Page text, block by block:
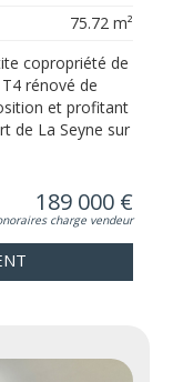
75.72 m²
copropriété de
rénové de
et profitant
de La Seyne sur
189 000 €
charge vendeur